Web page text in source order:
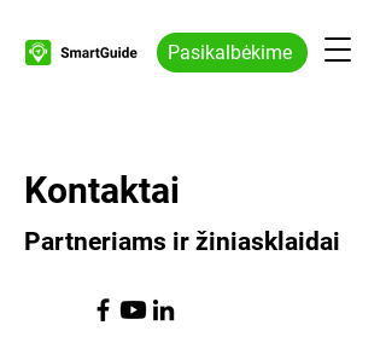
Pasikalbėkime
Kontaktai
Partneriams ir žiniasklaidai